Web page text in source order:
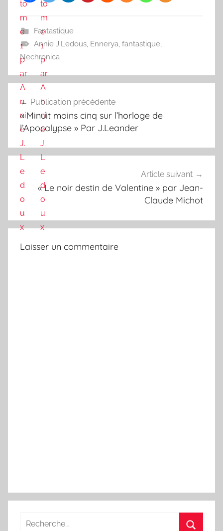
Fantastique
Annie J.Ledous, Ennerya fantastique,
Nechronica
Navigation
de
l’article
Publication précédente
« Minuit moins cinq sur l’horloge de
l’Apocalypse » Par J.Leander
Article suivant
« Le noir destin de Valentine » par Jean-
Claude Michot
Laisser un commentaire
Recherche